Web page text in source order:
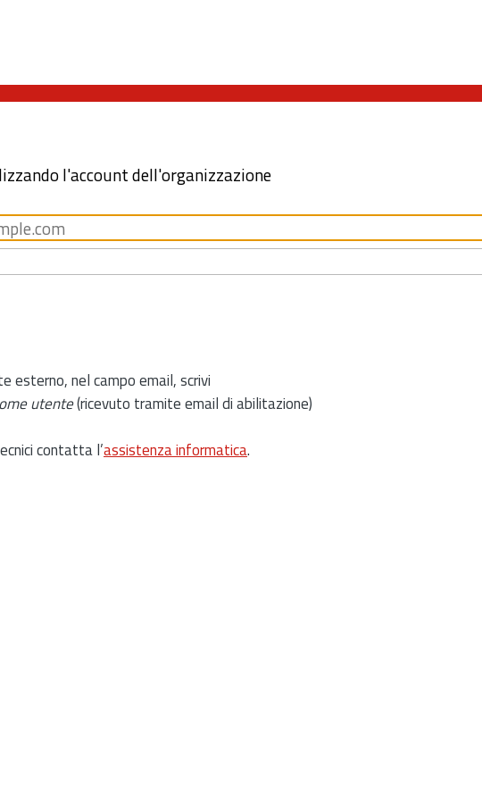
l'account dell'organizzazione
esterno, nel campo email, scrivi
utente(ricevuto tramite email di abilitazione)
contatta l’assistenza informatica.